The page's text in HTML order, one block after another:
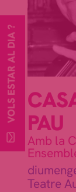
VOLS ESTAR AL DIA ? PAU
Amb la
Teatre